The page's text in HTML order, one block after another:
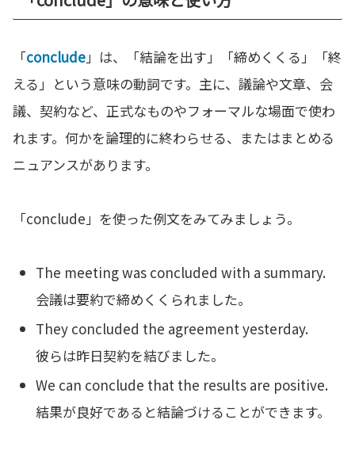
「conclude」は、「結論を出す」「締めくくる」「終
える」という意味の動詞です。主に、議論や文章、会
議、契約など、正式なものやフォーマルな場面で使わ
れます。何かを論理的に終わらせる、またはまとめる
ニュアンスがあります。
「conclude」を使った例文をみてみましょう。
The meeting was concluded with a summary.
会議は要約で締めくくられました。
They concluded the agreement yesterday.
彼らは昨日契約を結びました。
We can conclude that the results are positive.
結果が良好であると結論づけることができます。